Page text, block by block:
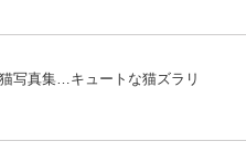
写真集…キュートな猫ズラリ